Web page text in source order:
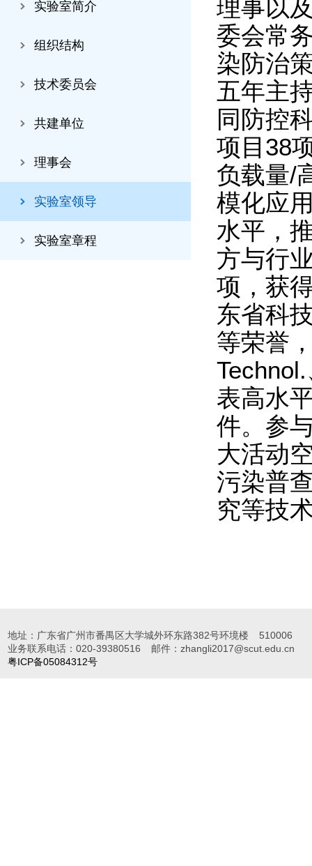
实验室简介
组织结构
技术委员会
共建单位
理事会
实验室领导
实验室章程
理事以
委会常
染防治
五年主
同防控
项目38
负载量/
模化应
水平，
方与行
项，获
东省科
等荣誉
表高水
件。参
大活动
污染普
究等技
地址：广东省广州市番禺区大学城外环东路382号环境楼
510006
业务联系电话：020-39380516
邮件：zhangli2017@scut.edu.cn
粤ICP备05084312号